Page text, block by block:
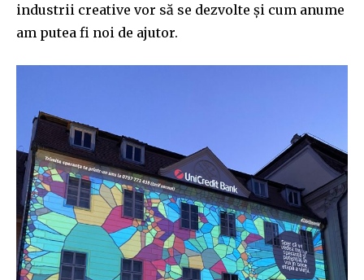
industrii creative vor să se dezvolte și cum anume
am putea fi noi de ajutor.